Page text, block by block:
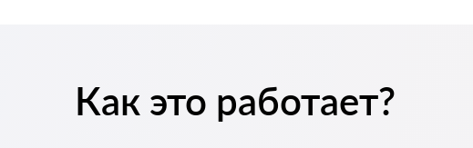
Как это работает?